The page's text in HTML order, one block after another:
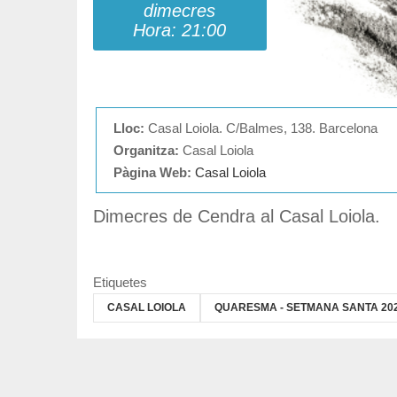
dimecres
Hora: 21:00
Lloc: Casal Loiola. C/Balmes, 138. Barcelona
Organitza: Casal Loiola
Pàgina Web: Casal Loiola
Dimecres de Cendra al Casal Loiola.
Etiquetes
CASAL LOIOLA QUARESMA - SETMANA SANTA